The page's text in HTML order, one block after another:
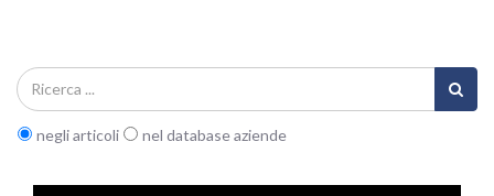
negli articoli nel database aziende